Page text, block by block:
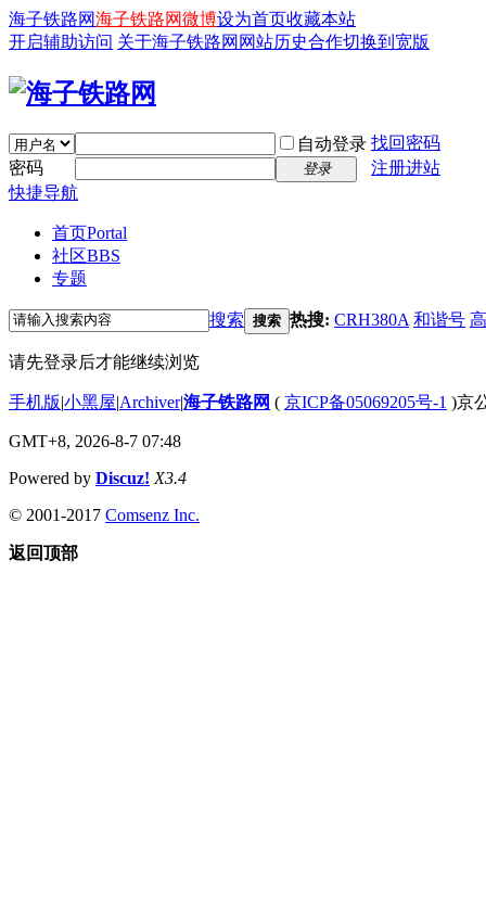
海子铁路网海子铁路网微博设为首页收藏本站
开启辅助访问 关于海子铁路网 网站历史合作切换到宽版
自动登录 找回密码
密码
登录
注册进站
快捷导航
首页Portal
社区BBS
专题
搜索 搜索 热搜: CRH380A 和谐号
请先登录后才能继续浏览
手机版|小黑屋|Archiver|海子铁路网 ( 京ICP备05069205号-1 )京
GMT+8, 2026-8-7 07:48
Powered by Discuz! X3.4
© 2001-2017 Comsenz Inc.
返回顶部